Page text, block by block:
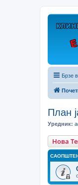
Брзе
План
Уредник:
Нова